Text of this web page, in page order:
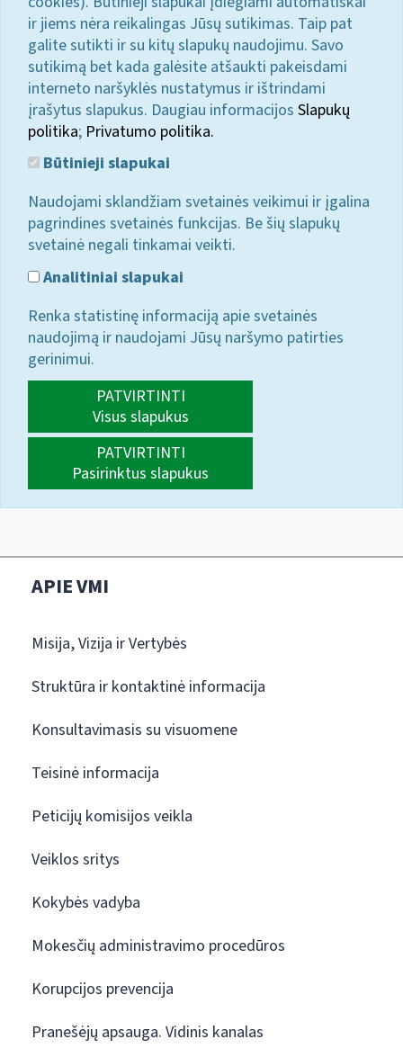
ir jiems nėra reikalingas Jūsų sutikimas. Taip pat
galite sutikti ir su kitų slapukų naudojimu. Savo
sutikimą bet kada galėsite atšaukti pakeisdami
interneto naršyklės nustatymus ir ištrindami
įrašytus slapukus. Daugiau informacijos Slapukų
politika; Privatumo politika.
Būtinieji slapukai
Naudojami sklandžiam svetainės veikimui ir įgalina
pagrindines svetainės funkcijas. Be šių slapukų
svetainė negali tinkamai veikti.
Analitiniai slapukai
Renka statistinę informaciją apie svetainės
naudojimą ir naudojami Jūsų naršymo patirties
gerinimui.
PATVIRTINTI
Visus slapukus
PATVIRTINTI
Pasirinktus slapukus
APIE VMI
Misija, Vizija ir Vertybės
Struktūra ir kontaktinė informacija
Konsultavimasis su visuomene
Teisinė informacija
Peticijų komisijos veikla
Veiklos sritys
Kokybės vadyba
Mokesčių administravimo procedūros
Korupcijos prevencija
Pranešėjų apsauga. Vidinis kanalas